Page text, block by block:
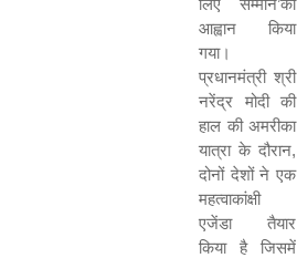
लिए सम्मान’का
आह्वान किया
गया।
प्रधानमंत्री श्री
नरेंद्र मोदी की
हाल की अमरीका
यात्रा के दौरान,
दोनों देशों ने एक
महत्वाकांक्षी
एजेंडा तैयार
किया है जिसमें